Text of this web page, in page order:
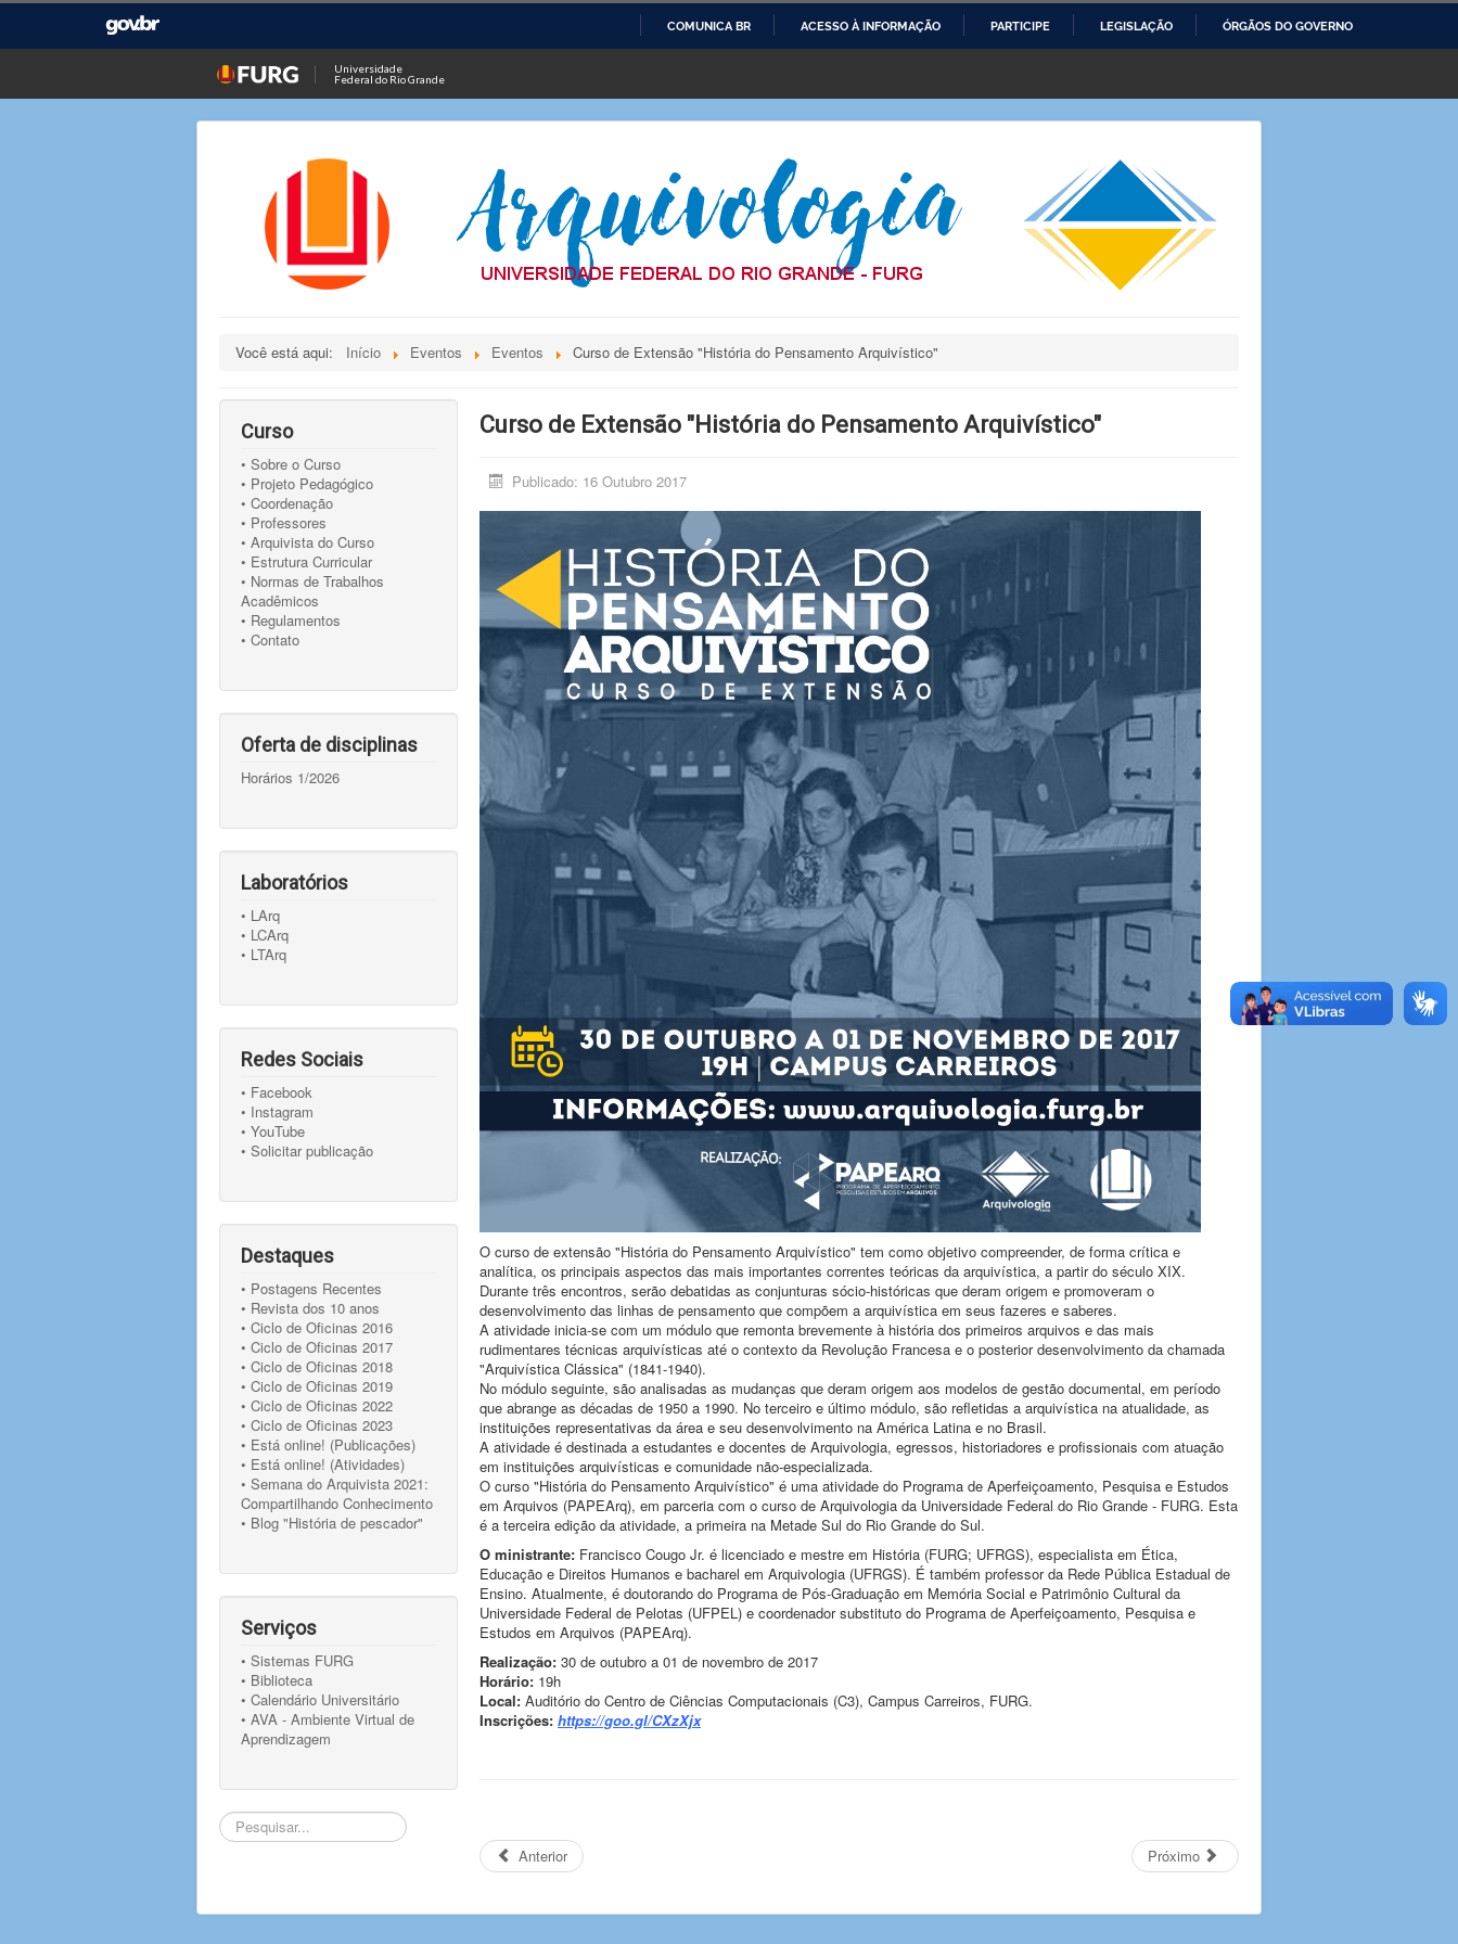
O
CONTEÚDO
COMUNICA BR ACESSO À INFORMAÇÃO PARTICIPE LEGISLAÇÃO ÓRGÃOS DO GOVERNO
Universidade
Federal do Rio Grande
Você está aqui: Início Eventos Eventos Curso de Extensão "História do Pensamento Arquivístico"
Curso
• Sobre o Curso
• Projeto Pedagógico
• Coordenação
• Professores
• Arquivista do Curso
• Estrutura Curricular
• Normas de Trabalhos
Acadêmicos
• Regulamentos
• Contato
Oferta de disciplinas
Horários 1/2026
Laboratórios
• LArq
• LCArq
• LTArq
Redes Sociais
• Facebook
• Instagram
• YouTube
• Solicitar publicação
Destaques
• Postagens Recentes
• Revista dos 10 anos
• Ciclo de Oficinas 2016
• Ciclo de Oficinas 2017
• Ciclo de Oficinas 2018
• Ciclo de Oficinas 2019
• Ciclo de Oficinas 2022
• Ciclo de Oficinas 2023
• Está online! (Publicações)
• Está online! (Atividades)
• Semana do Arquivista 2021:
Compartilhando Conhecimento
• Blog "História de pescador"
Serviços
• Sistemas FURG
• Biblioteca
• Calendário Universitário
• AVA - Ambiente Virtual de
Aprendizagem
Pesquisar...
Curso de Extensão "História do Pensamento Arquivístico"
Publicado: 16 Outubro 2017
O curso de extensão "História do Pensamento Arquivístico" tem como objetivo compreender, de forma crítica e
analítica, os principais aspectos das mais importantes correntes teóricas da arquivística, a partir do século XIX.
Durante três encontros, serão debatidas as conjunturas sócio-históricas que deram origem e promoveram o
desenvolvimento das linhas de pensamento que compõem a arquivística em seus fazeres e saberes.
A atividade inicia-se com um módulo que remonta brevemente à história dos primeiros arquivos e das mais
rudimentares técnicas arquivísticas até o contexto da Revolução Francesa e o posterior desenvolvimento da chamada
"Arquivística Clássica" (1841-1940).
No módulo seguinte, são analisadas as mudanças que deram origem aos modelos de gestão documental, em período
que abrange as décadas de 1950 a 1990. No terceiro e último módulo, são refletidas a arquivística na atualidade, as
instituições representativas da área e seu desenvolvimento na América Latina e no Brasil.
A atividade é destinada a estudantes e docentes de Arquivologia, egressos, historiadores e profissionais com atuação
em instituições arquivísticas e comunidade não-especializada.
O curso "História do Pensamento Arquivístico" é uma atividade do Programa de Aperfeiçoamento, Pesquisa e Estudos
em Arquivos (PAPEArq), em parceria com o curso de Arquivologia da Universidade Federal do Rio Grande - FURG. Esta
é a terceira edição da atividade, a primeira na Metade Sul do Rio Grande do Sul.
O ministrante: Francisco Cougo Jr. é licenciado e mestre em História (FURG; UFRGS), especialista em Ética,
Educação e Direitos Humanos e bacharel em Arquivologia (UFRGS). É também professor da Rede Pública Estadual de
Ensino. Atualmente, é doutorando do Programa de Pós-Graduação em Memória Social e Patrimônio Cultural da
Universidade Federal de Pelotas (UFPEL) e coordenador substituto do Programa de Aperfeiçoamento, Pesquisa e
Estudos em Arquivos (PAPEArq).
Realização: 30 de outubro a 01 de novembro de 2017
Horário: 19h
Local: Auditório do Centro de Ciências Computacionais (C3), Campus Carreiros, FURG.
Inscrições: https://goo.gl/CXzXjx
Anterior Próximo